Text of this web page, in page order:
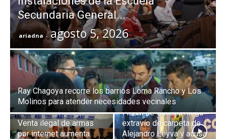
Secundaria General...
ariadna - agosto 5, 2026
Ray Chagoya recorre los barrios Loma Rancho y Los
Molinos para atender necesidades vecinales
Venta ilegal de armas
por internet aumenta
Fiscal de Oaxaca niega
extravío de carpeta de
Alejandro Leyva y acusa